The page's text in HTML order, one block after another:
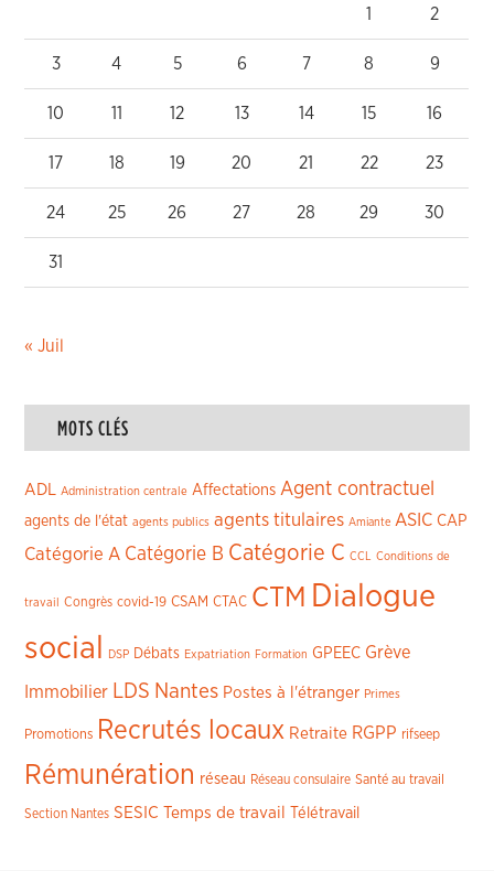
1 2
3 4 5 6 7 8 9
10 11 12 13 14 15 16
17 18 19 20 21 22 23
24 25 26 27 28 29 30
31
« Juil
MOTS CLÉS
ADL Administration centrale Affectations Agent contractuel
agents de l'état agents publics agents titulaires Amiante ASIC CAP
Catégorie A Catégorie B Catégorie C CCL Conditions de
travail Congrès covid-19 CSAM CTAC CTM Dialogue
social
DSP Débats Expatriation Formation GPEEC Grève
Immobilier LDS Nantes Postes à l'étranger Primes
Promotions Recrutés locaux Retraite RGPP rifseep
Rémunération réseau Réseau consulaire Santé au travail
Section Nantes SESIC Temps de travail Télétravail